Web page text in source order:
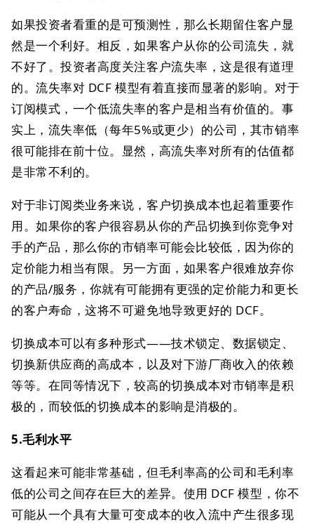
如果投资者看重的是可预测性，那么长期留住客户显
然是一个利好。相反，如果客户从你的公司流失，就
不好了。投资者高度关注客户流失率，这是很有道理
的。流失率对 DCF 模型有着直接而显著的影响。对于
订阅模式，一个低流失率的客户是相当有价值的。事
实上，流失率低（每年5%或更少）的公司，其市销率
很可能排在前十位。显然，高流失率对所有的估值都
是非常不利的。
对于非订阅类业务来说，客户切换成本也起着重要作
用。如果你的客户很容易从你的产品切换到你竞争对
手的产品，那么你的市销率可能会比较低，因为你的
定价能力相当有限。另一方面，如果客户很难放弃你
的产品/服务，你就有可能拥有更强的定价能力和更长
的客户寿命，这将不可避免地导致更好的 DCF。
切换成本可以有多种形式——技术锁定、数据锁定、
切换新供应商的高成本，以及对下游厂商收入的依赖
等等。在同等情况下，较高的切换成本对市销率是积
极的，而较低的切换成本的影响是消极的。
5.毛利水平
这看起来可能非常基础，但毛利率高的公司和毛利率
低的公司之间存在巨大的差异。使用 DCF 模型，你不
可能从一个具有大量可变成本的收入流中产生很多现